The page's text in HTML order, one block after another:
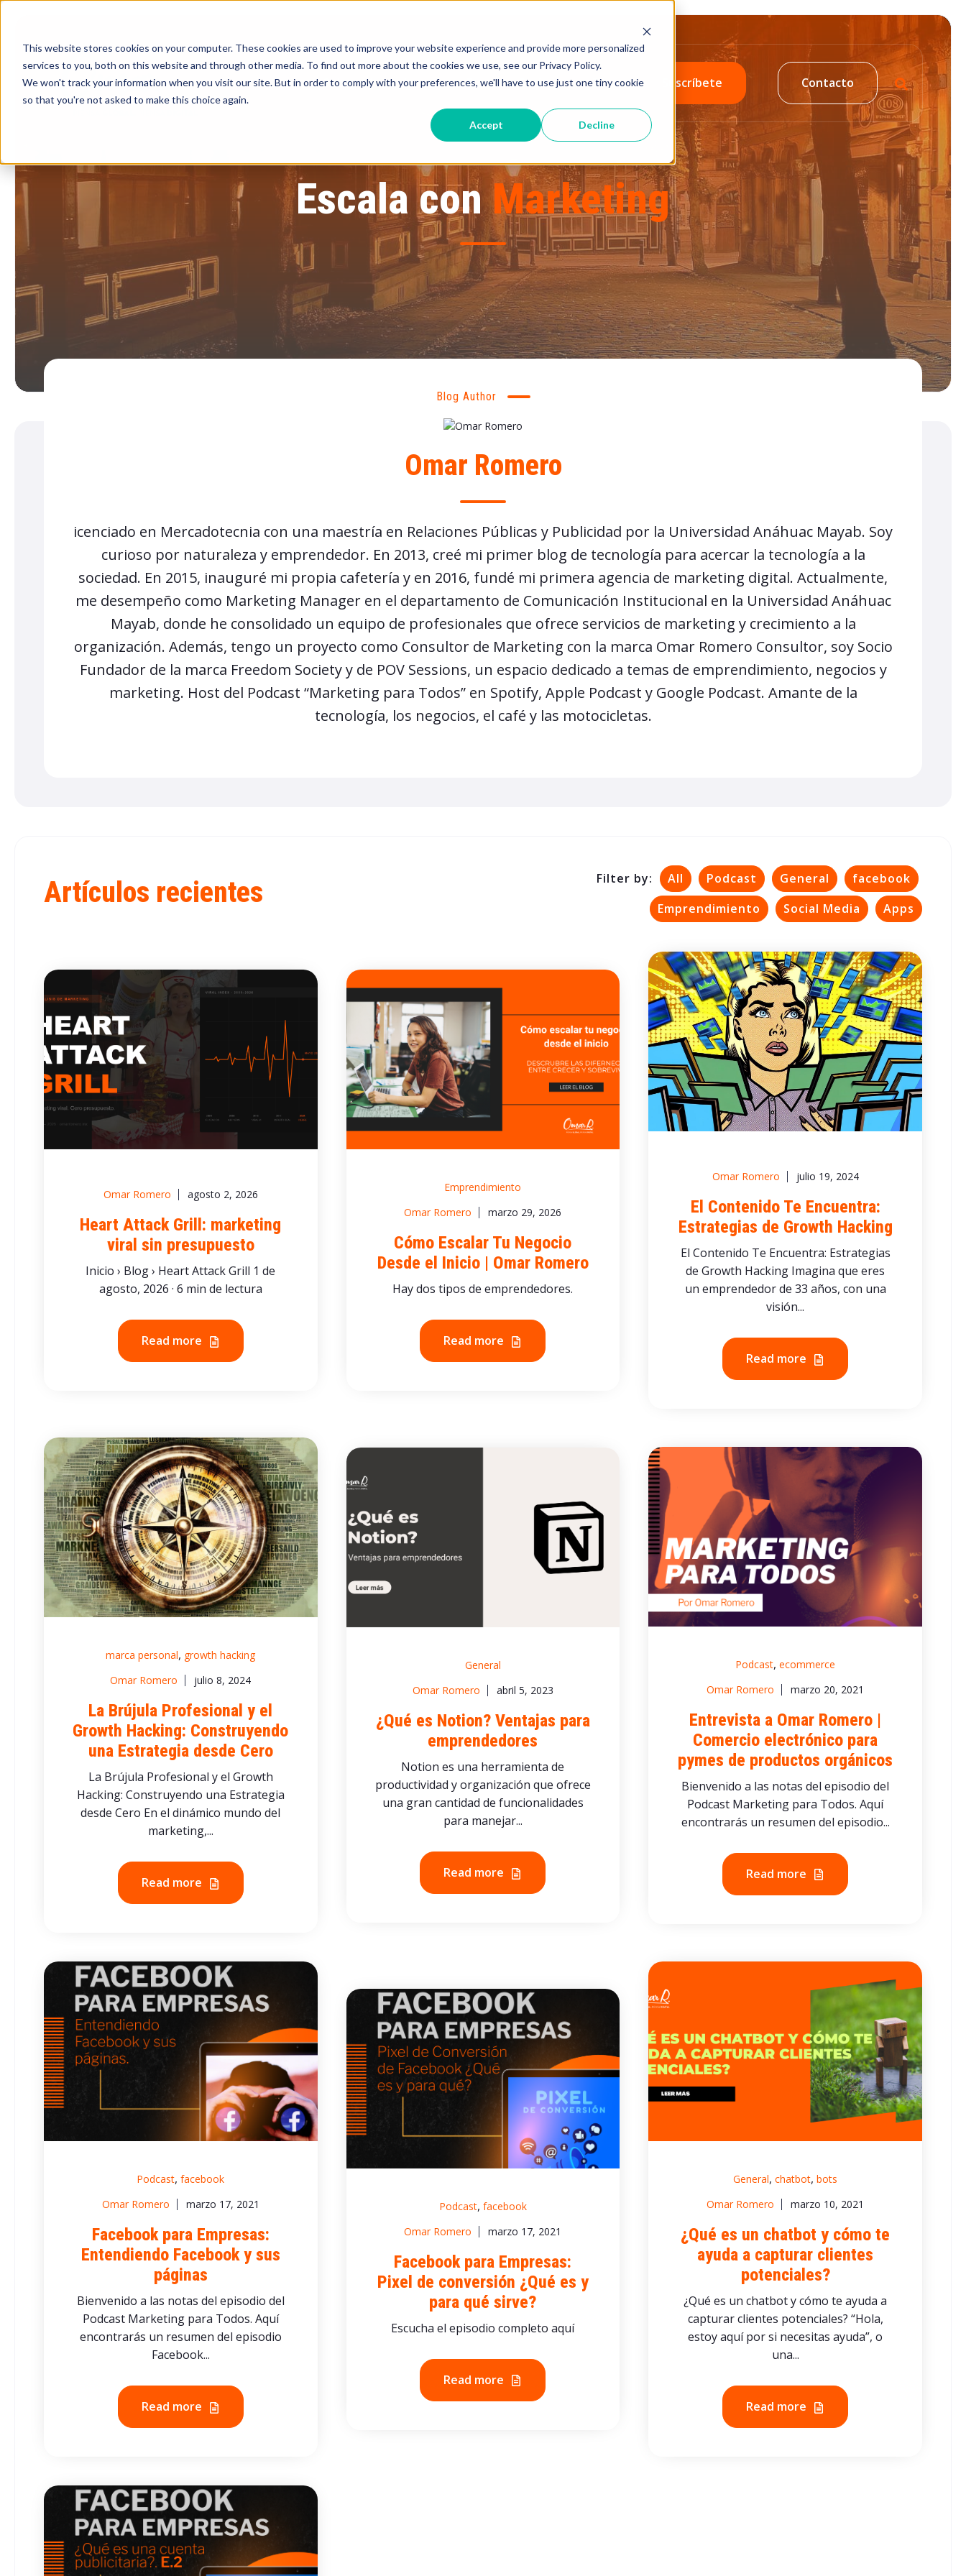
This website stores cookies on your computer. These cookies are used to improve your website experience and provide more personalized
services to you, both on this website and through other media. To find out more about the cookies we use, see our Privacy Policy.
We won't track your information when you visit our site. But in order to comply with your preferences, we'll have to use just one tiny cookie
so that you're not asked to make this choice again.
Accept Decline
Sobre mí Innua Freedom Society Blog Suscríbete Contacto
Escala conMarketing
Blog Author
Omar Romero
icenciado en Mercadotecnia con una maestría en Relaciones Públicas y Publicidad por la Universidad Anáhuac Mayab. Soy
curioso por naturaleza y emprendedor. En 2013, creé mi primer blog de tecnología para acercar la tecnología a la
sociedad. En 2015, inauguré mi propia cafetería y en 2016, fundé mi primera agencia de marketing digital. Actualmente,
me desempeño como Marketing Manager en el departamento de Comunicación Institucional en la Universidad Anáhuac
Mayab, donde he consolidado un equipo de profesionales que ofrece servicios de marketing y crecimiento a la
organización. Además, tengo un proyecto como Consultor de Marketing con la marca Omar Romero Consultor, soy Socio
Fundador de la marca Freedom Society y de POV Sessions, un espacio dedicado a temas de emprendimiento, negocios y
marketing. Host del Podcast “Marketing para Todos” en Spotify, Apple Podcast y Google Podcast. Amante de la
tecnología, los negocios, el café y las motocicletas.
Artículos recientes Filter by: All Podcast General
facebook
Emprendimiento
Social Media Apps
Omar Romero agosto 2, 2026
Heart Attack Grill: marketing
viral sin presupuesto
Inicio › Blog › Heart Attack Grill 1 de
agosto, 2026 · 6 min de lectura
Read more
Emprendimiento
Omar Romero
marzo 29, 2026
Cómo Escalar Tu Negocio
Desde el Inicio | Omar Romero
Hay dos tipos de emprendedores.
Read more
Omar Romero julio 19, 2024
El Contenido Te Encuentra:
Estrategias de Growth Hacking
El Contenido Te Encuentra: Estrategias
de Growth Hacking Imagina que eres
un emprendedor de 33 años, con una
visión...
Read more
marca personal, growth hacking
Omar Romero
julio 8, 2024
La Brújula Profesional y el
Growth Hacking: Construyendo
una Estrategia desde Cero
La Brújula Profesional y el Growth
Hacking: Construyendo una Estrategia
desde Cero En el dinámico mundo del
marketing,...
Read more
General
Omar Romero
abril 5, 2023
¿Qué es Notion? Ventajas para
emprendedores
Notion es una herramienta de
productividad y organización que ofrece
una gran cantidad de funcionalidades
para manejar...
Read more
Podcast,ecommerce
Omar Romero
marzo 20, 2021
Entrevista a Omar Romero |
Comercio electrónico para
pymes de productos orgánicos
Bienvenido a las notas del episodio del
Podcast Marketing para Todos. Aquí
encontrarás un resumen del episodio...
Read more
Podcast,facebook
Omar Romero
marzo 17, 2021
Facebook para Empresas:
Entendiendo Facebook y sus
páginas
Bienvenido a las notas del episodio del
Podcast Marketing para Todos. Aquí
encontrarás un resumen del episodio
Facebook...
Read more
Podcast, facebook
Omar Romero
marzo 17, 2021
Facebook para Empresas:
Pixel de conversión ¿Qué es y
para qué sirve?
Escucha el episodio completo aquí
Read more
General,chatbot,bots
Omar Romero
marzo 10, 2021
¿Qué es un chatbot y cómo te
ayuda a capturar clientes
potenciales?
¿Qué es un chatbot y cómo te ayuda a
capturar clientes potenciales? “Hola,
estoy aquí por si necesitas ayuda”, o
una...
Read more